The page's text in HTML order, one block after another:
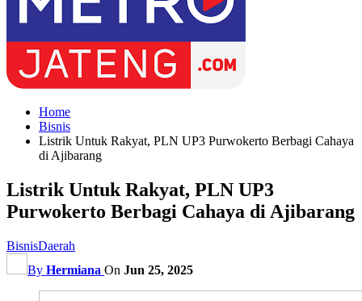
Home
Bisnis
Listrik Untuk Rakyat, PLN UP3 Purwokerto Berbagi Cahaya
di Ajibarang
Listrik Untuk Rakyat, PLN UP3
Purwokerto Berbagi Cahaya di Ajibarang
BisnisDaerah
By Hermiana On Jun 25, 2025